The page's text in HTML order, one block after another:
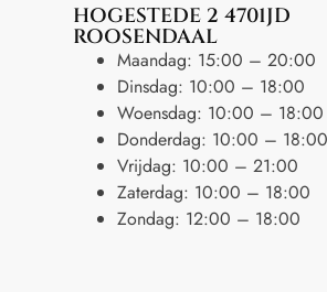
HOGESTEDE 2 4701JD
ROOSENDAAL
Maandag: 15:00 – 20:00
Dinsdag: 10:00 – 18:00
Woensdag: 10:00 – 18:00
Donderdag: 10:00 – 18:00
Vrijdag: 10:00 – 21:00
Zaterdag: 10:00 – 18:00
Zondag: 12:00 – 18:00